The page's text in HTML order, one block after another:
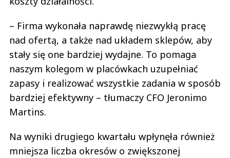
– Firma wykonała naprawdę niezwykłą pracę
nad ofertą, a także nad układem sklepów, aby
stały się one bardziej wydajne. To pomaga
naszym kolegom w placówkach uzupełniać
zapasy i realizować wszystkie zadania w sposób
bardziej efektywny – tłumaczy CFO Jeronimo
Martins.
Na wyniki drugiego kwartału wpłynęła również
mniejsza liczba okresów o zwiększonej